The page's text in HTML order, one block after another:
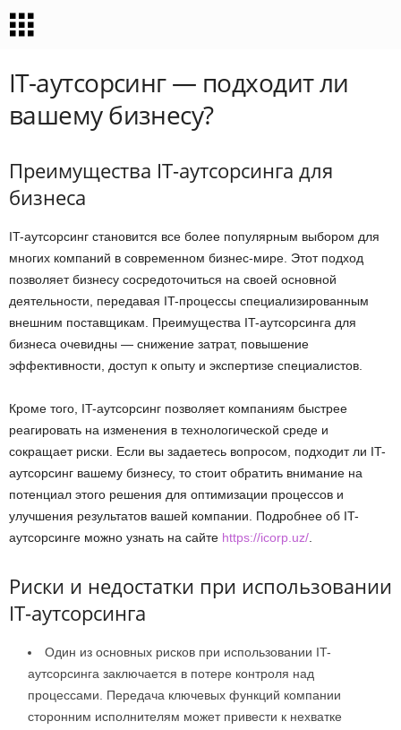
IT-аутсорсинг — подходит ли
вашему бизнесу?
Преимущества IT-аутсорсинга для
бизнеса
IT-аутсорсинг становится все более популярным выбором для
многих компаний в современном бизнес-мире. Этот подход
позволяет бизнесу сосредоточиться на своей основной
деятельности, передавая IT-процессы специализированным
внешним поставщикам. Преимущества IT-аутсорсинга для
бизнеса очевидны — снижение затрат, повышение
эффективности, доступ к опыту и экспертизе специалистов.
Кроме того, IT-аутсорсинг позволяет компаниям быстрее
реагировать на изменения в технологической среде и
сокращает риски. Если вы задаетесь вопросом, подходит ли IT-
аутсорсинг вашему бизнесу, то стоит обратить внимание на
потенциал этого решения для оптимизации процессов и
улучшения результатов вашей компании. Подробнее об IT-
аутсорсинге можно узнать на сайте https://icorp.uz/
Риски и недостатки при использовании
IT-аутсорсинга
Один из основных рисков при использовании IT-
аутсорсинга заключается в потере контроля над
процессами. Передача ключевых функций компании
сторонним исполнителям может привести к нехватке